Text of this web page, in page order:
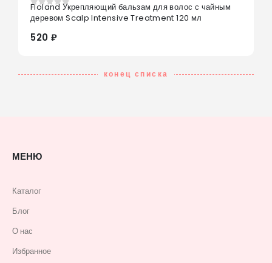
0из 5
Floland Укрепляющий бальзам для волос с чайным
деревом Scalp Intensive Treatment 120 мл
520 ₽
конец списка
МЕНЮ
Каталог
Блог
О нас
Избранное